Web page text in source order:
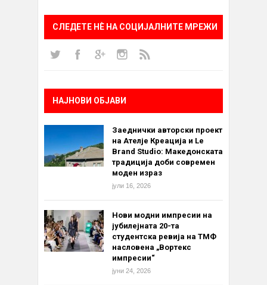
СЛЕДЕТЕ НÈ НА СОЦИЈАЛНИТЕ МРЕЖИ
НАЈНОВИ ОБЈАВИ
Заеднички авторски проект
на Ателје Креација и Le
Brand Studio: Македонската
традиција доби современ
моден израз
јули 16, 2026
Нови модни импресии на
јубилејната 20-та
студентска ревија на ТМФ
насловена „Вортекс
импресии“
јуни 24, 2026